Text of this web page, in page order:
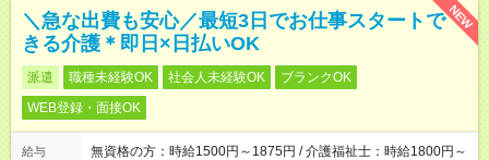
NEW
＼急な出費も安心／最短3日でお仕事スタートで
きる介護＊即日×日払いOK
派遣 職種未経験OK 社会人未経験OK
ブランクOK
WEB登録・面接OK
給与
無資格の方：時給1500円～1875円 / 介護福祉士：時給1800円～